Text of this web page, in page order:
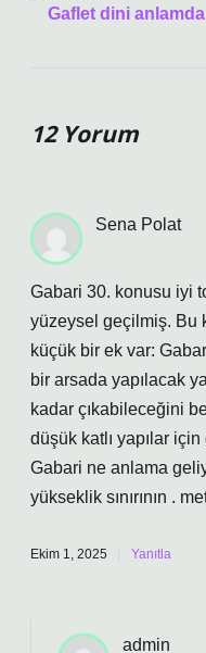
Gaflet dini
12 Yorum
Sena Polat
Gabari 30. konusu iyi
yüzeysel geçilmiş. Bu
küçük bir ek var:
bir arsada yapılacak
kadar çıkabileceğini
düşük katlı yapılar için
Gabari ne anlama
yükseklik sınırının .
Ekim 1, 2025 Yanıtla
admin